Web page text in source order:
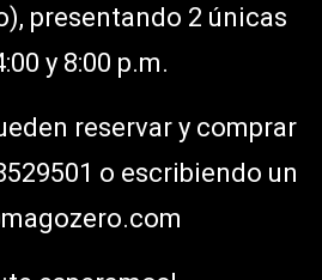
presentando 2 únicas
y 8:00 p.m.
reservar y comprar
o escribiendo un